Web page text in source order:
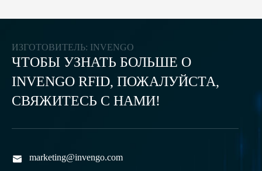
Аппаратное решение для управления автомобилем
человеческих ошибок и интервенций.
ИЗГОТОВИТЕЛЬ: INVENGO
ЧТОБЫ УЗНАТЬ БОЛЬШЕ О
INVENGO RFID, ПОЖАЛУЙСТА,
СВЯЖИТЕСЬ С НАМИ!
 marketing@invengo.com